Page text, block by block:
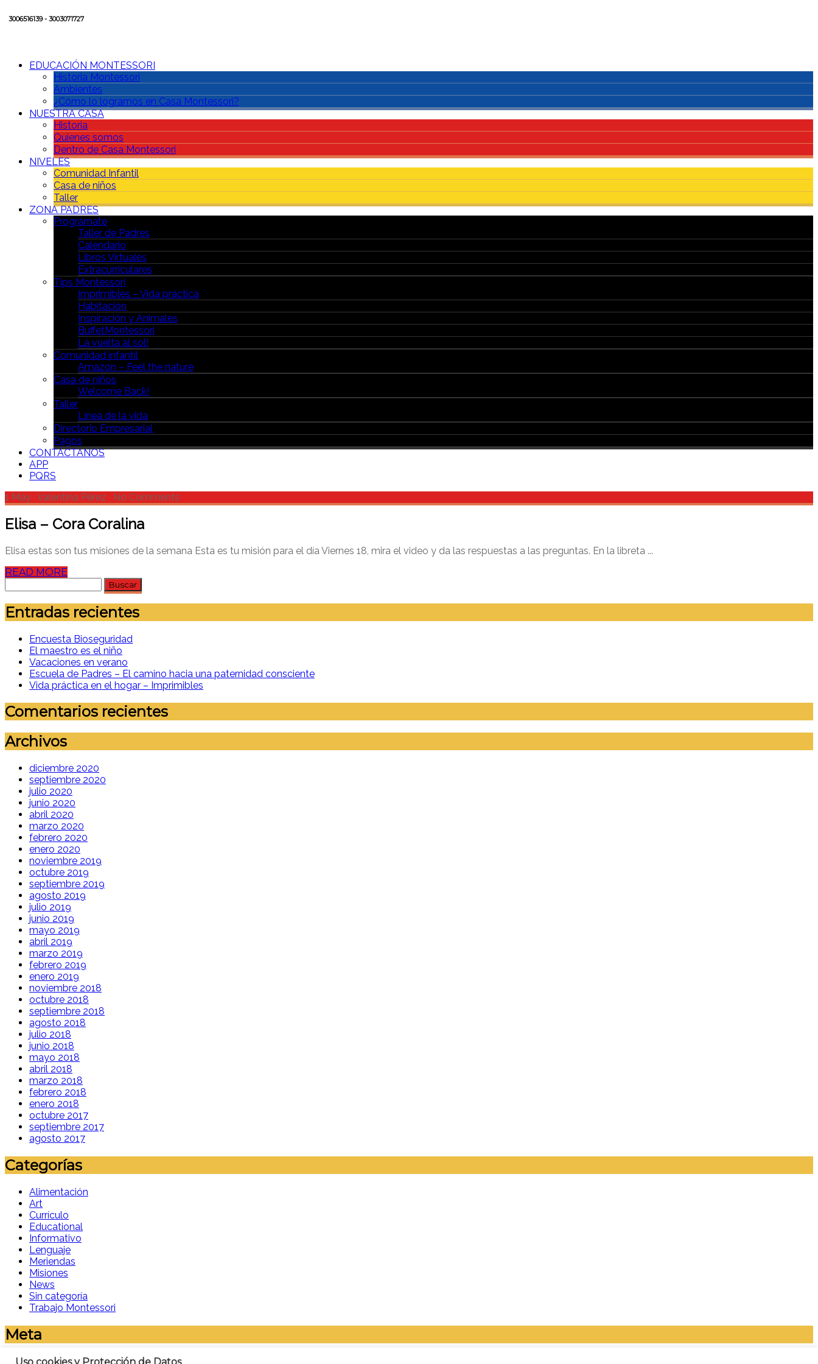
3006516139 - 3003071727
EDUCACIÓN MONTESSORI
Historia Montessori
Ambientes
¿Cómo lo logramos en Casa Montessori?
NUESTRA CASA
Historia
Quienes somos
Dentro de Casa Montessori
NIVELES
Comunidad Infantil
Casa de niños
Taller
ZONA PADRES
Prográmate
Taller de Padres
Calendario
Libros Virtuales
Extracurriculares
Tips Montessori
Imprimibles – Vida práctica
Habitación
Inspiración y Animales
BuffetMontessori
La vuelta al sol!
Comunidad infantil
Amazon – Feel the nature
Casa de niños
Welcome Back!
Taller
Línea de la vida
Directorio Empresarial
Pagos
CONTÁCTANOS
APP
PQRS
1 May · Valentina Pérez · No Comments
Elisa – Cora Coralina
Elisa estas son tus misiones de la semana Esta es tu misión para el día Viernes 18, mira el video y da las respuestas a las preguntas. En la libreta ...
READ MORE
Entradas recientes
Encuesta Bioseguridad
El maestro es el niño
Vacaciones en verano
Escuela de Padres – El camino hacia una paternidad consciente
Vida práctica en el hogar – Imprimibles
Comentarios recientes
Archivos
diciembre 2020
septiembre 2020
julio 2020
junio 2020
abril 2020
marzo 2020
febrero 2020
enero 2020
noviembre 2019
octubre 2019
septiembre 2019
agosto 2019
julio 2019
junio 2019
mayo 2019
abril 2019
marzo 2019
febrero 2019
enero 2019
noviembre 2018
octubre 2018
septiembre 2018
agosto 2018
julio 2018
junio 2018
mayo 2018
abril 2018
marzo 2018
febrero 2018
enero 2018
octubre 2017
septiembre 2017
agosto 2017
Categorías
Alimentación
Art
Currículo
Educational
Informativo
Lenguaje
Meriendas
Misiones
News
Sin categoría
Trabajo Montessori
Meta
Acceder